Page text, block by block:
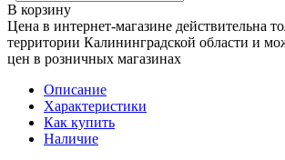
В корзину
Цена в интернет-магазине действительна
территории Калининградской области и
цен в розничных магазинах
Описание
Характеристики
Как купить
Наличие